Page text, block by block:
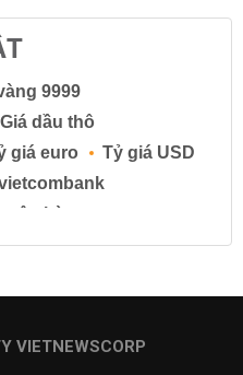
9999
Giá dầu thô
giá euro
Tỷ giá USD
hàng
tiền gửi
VIETNEWSCORP